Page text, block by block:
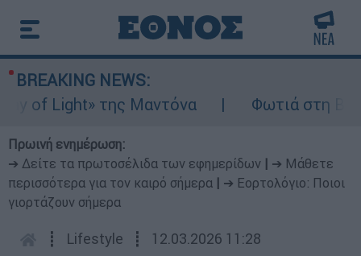
BREAKING NEWS:
of Light» της Μαντόνα
Φωτιά στη
Πρωινή ενημέρωση:
➔ Δείτε τα πρωτοσέλιδα των εφημερίδων
➔ Μάθετε
περισσότερα για τον καιρό σήμερα
➔ Εορτολόγιο: Ποιοι
γιορτάζουν σήμερα
┋ Lifestyle ┋ 12.03.2026 11:28